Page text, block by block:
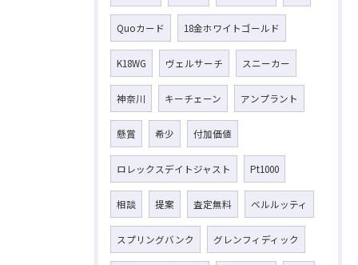
Quoカード 18金ホワイトゴールド
K18WG ヴェルサーチ スニーカー
神奈川 キーチェーン アンプラント
懸賞 希少 付加価値
ロレックスデイトジャスト Pt1000
相談 提案 査定無料 ベルルッティ
スプリングバンク グレンフィディック